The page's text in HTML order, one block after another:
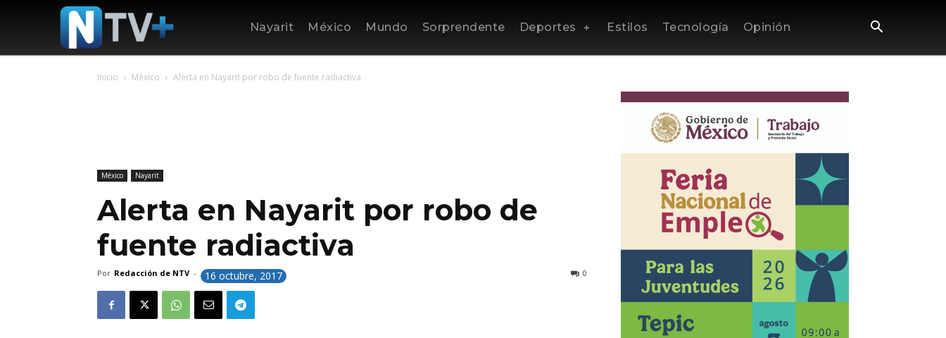
Nayarit México Mundo Sorprendente Deportes Estilos Tecnología Opinión
Inicio México Alerta en Nayarit por robo de fuente radiactiva
México Nayarit
Alerta en Nayarit por robo de
fuente radiactiva
Por Redacción de NTV - 16 octubre, 2017 0